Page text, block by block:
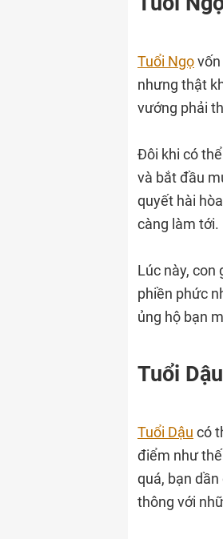
Tuổi Ngọ
nhưng thật
vướng phải
Đôi khi có
và bắt đầu
quyết hài
càng làm tới.
Lúc này, con
phiền phức
ủng hộ bạn
Tuổi Dậu
Tuổi Dậu có
điểm như
quá, bạn
thông với